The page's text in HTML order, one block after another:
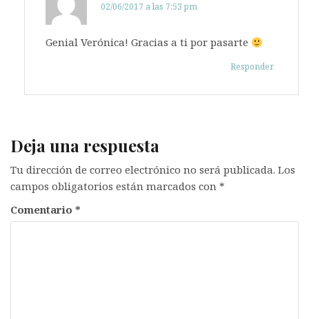
02/06/2017 a las 7:53 pm
Genial Verónica! Gracias a ti por pasarte
Responder
Deja una respuesta
Tu dirección de correo electrónico no será publicada. Los
campos obligatorios están marcados con *
Comentario *